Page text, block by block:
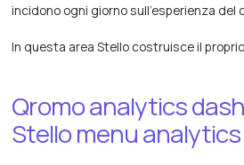
incidono ogni giorno sull'esperienza del
In questa area Stello costruisce il
Qromo analytics
Stello menu analytics